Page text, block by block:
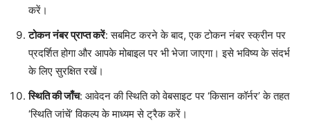
करें।
टोकन नंबर प्राप्त करें: सबमिट करने के बाद, एक टोकन नंबर स्क्रीन पर
प्रदर्शित होगा और आपके मोबाइल पर भी भेजा जाएगा। इसे भविष्य के संदर्भ
के लिए सुरक्षित रखें।
स्थिति की जाँच: आवेदन की स्थिति को वेबसाइट पर ‘किसान कॉर्नर’ के तहत
‘स्थिति जांचें’ विकल्प के माध्यम से ट्रैक करें।